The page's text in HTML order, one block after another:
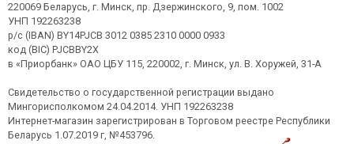
220069 Беларусь, г. Минск, пр. Дзержинского, 9, пом. 1002
УНП 192263238
р/с (IBAN) BY14PJCB 3012 0385 2310 0000 0933
код (BIC) PJCBBY2X
в «Приорбанк» ОАО ЦБУ 115, 220002, г. Минск, ул. В. Хоружей, 31-А
Свидетельство о государственной регистрации выдано
Мингорисполкомом 24.04.2014. УНП 192263238
Интернет-магазин зарегистрирован в Торговом реестре Республики
Беларусь 1.07.2019 г, №453796.